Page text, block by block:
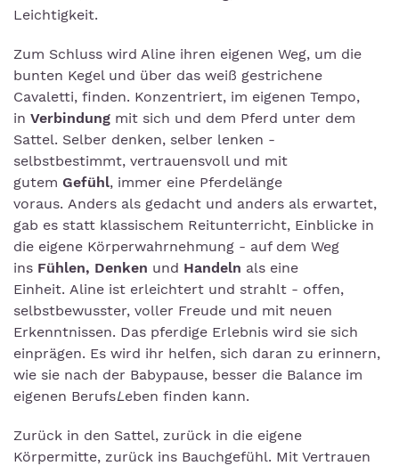
Leichtigkeit.
Zum Schluss wird Aline ihren eigenen Weg, um die
bunten Kegel und über das weiß gestrichene
Cavaletti, finden. Konzentriert, im eigenen Tempo,
in Verbindung mit sich und dem Pferd unter dem
Sattel. Selber denken, selber lenken -
selbstbestimmt, vertrauensvoll und mit
gutem Gefühl, immer eine Pferdelänge
voraus. Anders als gedacht und anders als erwartet,
gab es statt klassischem Reitunterricht, Einblicke in
die eigene Körperwahrnehmung - auf dem Weg
ins Fühlen, Denken und Handeln als eine
Einheit. Aline ist erleichtert und strahlt - offen,
selbstbewusster, voller Freude und mit neuen
Erkenntnissen. Das pferdige Erlebnis wird sie sich
einprägen. Es wird ihr helfen, sich daran zu erinnern,
wie sie nach der Babypause, besser die Balance im
eigenen BerufsLeben finden kann.
Zurück in den Sattel, zurück in die eigene
Körpermitte, zurück ins Bauchgefühl. Mit Vertrauen